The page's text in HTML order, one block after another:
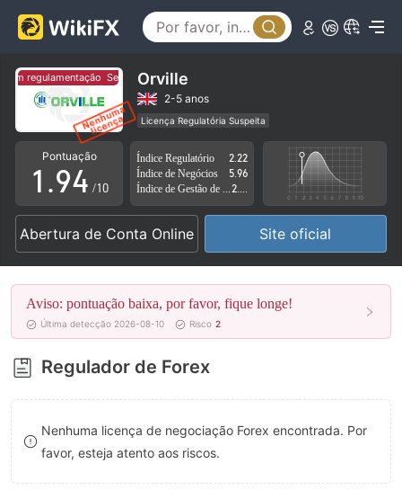
regulamentação Sem regulamentação
Orville
2-5 anos
Licença Regulatória Suspeita
Região de negócios suspeita
Risco potencial alto
Pontuação
0
1
2
3
4
5
6
7
8
9
.
5
6
7
8
9
0
1
2
3
4
5
6
7
8
9
/10
Índice Regulatório
2.22
Índice de Negócios
5.96
Abertura de Conta Online Site oficial
Aviso: pontuação baixa, por favor, fique longe!
Última detecção 2026-08-10 Risco 2
Regulador de Forex
Nenhuma licença de negociação Forex encontrada. Por
favor, esteja atento aos riscos.